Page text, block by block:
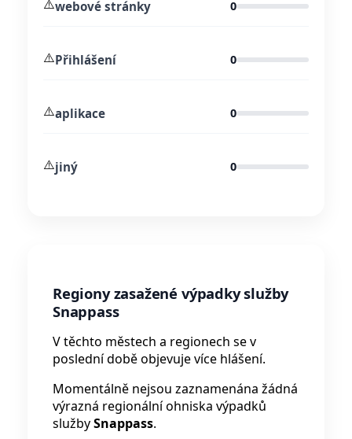
⚠️webové stránky 0
⚠️Přihlášení 0
⚠️aplikace 0
⚠️jiný 0
Regiony zasažené výpadky služby
Snappass
V těchto městech a regionech se v
poslední době objevuje více hlášení.
Momentálně nejsou zaznamenána žádná
výrazná regionální ohniska výpadků
službySnappass.